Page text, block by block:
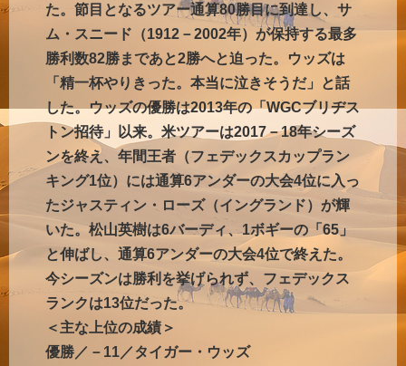
た。節目となるツアー通算80勝目に到達し、サ
ム・スニード（1912－2002年）が保持する最多
勝利数82勝まであと2勝へと迫った。ウッズは
「精一杯やりきった。本当に泣きそうだ」と話
した。ウッズの優勝は2013年の「WGCブリヂス
トン招待」以来。米ツアーは2017－18年シーズ
ンを終え、年間王者（フェデックスカップラン
キング1位）には通算6アンダーの大会4位に入っ
たジャスティン・ローズ（イングランド）が輝
いた。松山英樹は6バーディ、1ボギーの「65」
と伸ばし、通算6アンダーの大会4位で終えた。
今シーズンは勝利を挙げられず、フェデックス
ランクは13位だった。
＜主な上位の成績＞
優勝／－11／タイガー・ウッズ